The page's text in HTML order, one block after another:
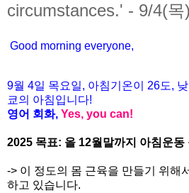
circumstances.' - 9/4(목)
Good morning everyone,
9월 4일 목요일, 아침기온이 26도, 낮
쿄의 아침입니다!
영어 회화, Yes, you can!
2025 목표: 올 12월말까지 아침운동
-> 이 정도의 몸 근육을 만들기 위해
하고 있습니다.